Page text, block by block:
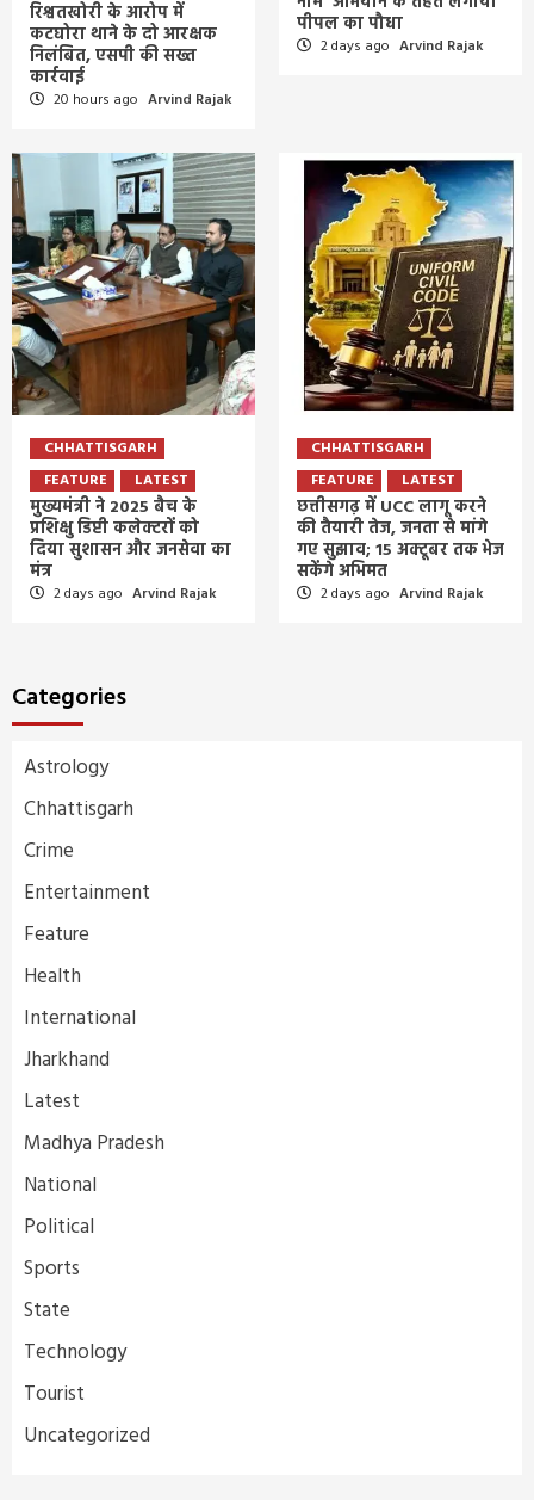
रिश्वतखोरी के आरोप में
कटघोरा थाने के दो आरक्षक
निलंबित, एसपी की सख्त
कार्रवाई
20 hours ago Arvind Rajak
पीपल का पौधा
2 days ago Arvind Rajak
CHHATTISGARH
FEATURE
LATEST
मुख्यमंत्री ने 2025 बैच के
प्रशिक्षु डिप्टी कलेक्टरों को
दिया सुशासन और जनसेवा का
मंत्र
2 days ago Arvind Rajak
CHHATTISGARH
FEATURE
LATEST
छत्तीसगढ़ में UCC लागू करने
की तैयारी तेज, जनता से मांगे
गए सुझाव; 15 अक्टूबर तक भेज
सकेंगे अभिमत
2 days ago Arvind Rajak
Categories
Astrology
Chhattisgarh
Crime
Entertainment
Feature
Health
International
Jharkhand
Latest
Madhya Pradesh
National
Political
Sports
State
Technology
Tourist
Uncategorized